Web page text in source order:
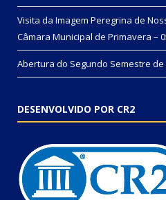
Visita da Imagem Peregrina de
Câmara Municipal de Primavera –
Abertura do Segundo Semestre de
DESENVOLVIDO POR CR2